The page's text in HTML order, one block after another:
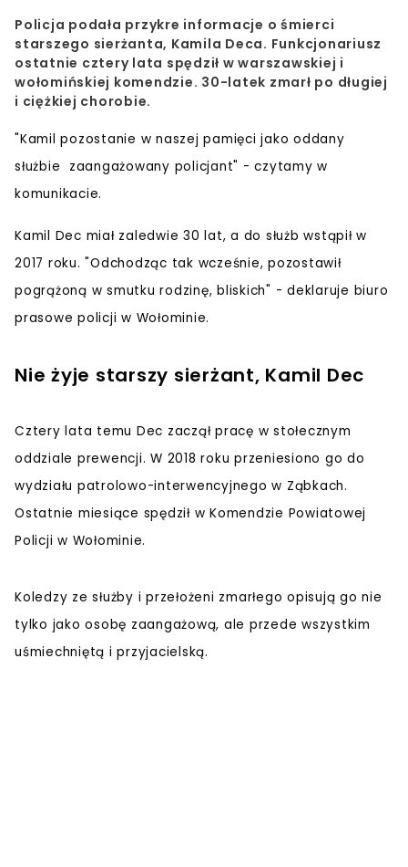
Policja podała przykre informacje o śmierci
starszego sierżanta, Kamila Deca. Funkcjonariusz
ostatnie cztery lata spędził w warszawskiej i
wołomińskiej komendzie. 30-latek zmarł po długiej
i ciężkiej chorobie.
"Kamil pozostanie w naszej pamięci jako oddany
służbie zaangażowany policjant" - czytamy w
komunikacie.
Kamil Dec miał zaledwie 30 lat, a do służb wstąpił w
2017 roku. "Odchodząc tak wcześnie, pozostawił
pogrążoną w smutku rodzinę, bliskich" - deklaruje biuro
prasowe policji w Wołominie.
Nie żyje starszy sierżant, Kamil Dec
Cztery lata temu Dec zaczął pracę w stołecznym
oddziale prewencji. W 2018 roku przeniesiono go do
wydziału patrolowo-interwencyjnego w Ząbkach.
Ostatnie miesiące spędził w Komendzie Powiatowej
Policji w Wołominie.
Koledzy ze służby i przełożeni zmarłego opisują go nie
tylko jako osobę zaangażową, ale przede wszystkim
uśmiechniętą i przyjacielską.